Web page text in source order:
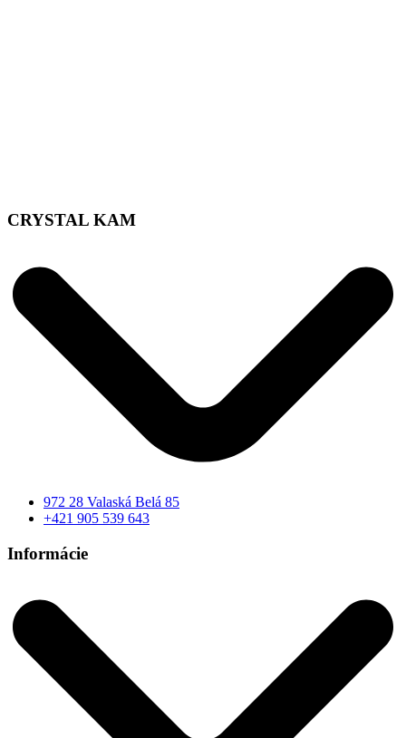
CRYSTAL KAM
972 28 Valaská Belá 85
+421 905 539 643
Informácie